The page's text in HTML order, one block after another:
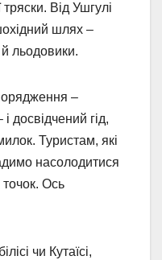
тряски. Від Ушгулі
шлях –
й льодовики.
–
досвідчений гід,
Туристам, які
насолодитися
точок. Ось
чи Кутаїсі,